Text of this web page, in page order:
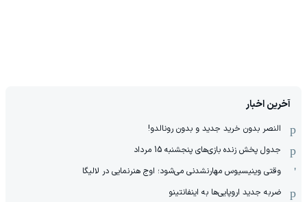
آخرین اخبار
النصر بدون خرید جدید و بدون رونالدو!
جدول پخش زنده بازی‌های پنجشنبه 15 مرداد
وقتی وینیسیوس مهارنشدنی می‌شود؛ اوج هنرنمایی در لالیگا
ضربه جدید اروپایی‌ها به اینفانتینو